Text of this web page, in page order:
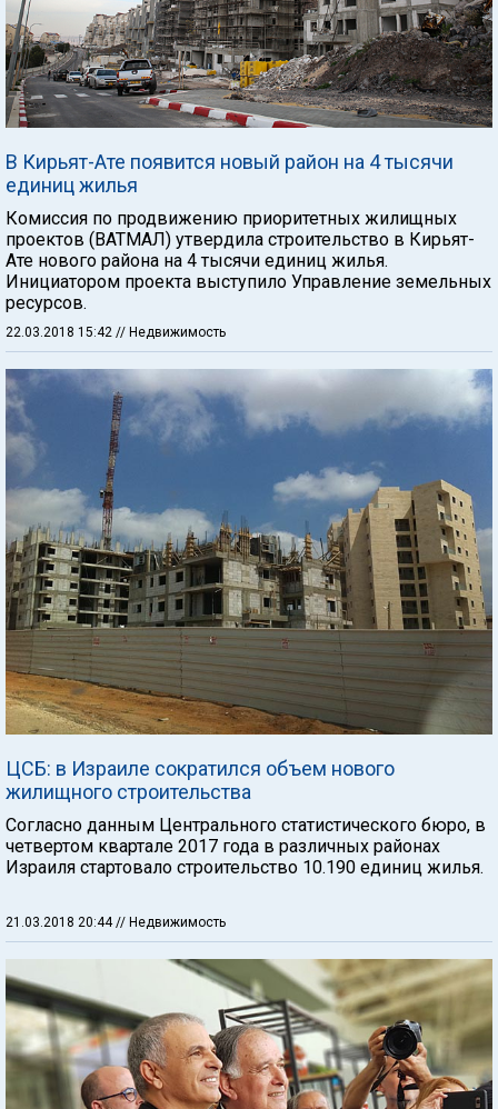
В Кирьят-Ате появится новый район на 4 тысячи
единиц жилья
Комиссия по продвижению приоритетных жилищных
проектов (ВАТМАЛ) утвердила строительство в Кирьят-
Ате нового района на 4 тысячи единиц жилья.
Инициатором проекта выступило Управление земельных
ресурсов.
22.03.2018 15:42 // Недвижимость
ЦСБ: в Израиле сократился объем нового
жилищного строительства
Согласно данным Центрального статистического бюро, в
четвертом квартале 2017 года в различных районах
Израиля стартовало строительство 10.190 единиц жилья.
21.03.2018 20:44 // Недвижимость